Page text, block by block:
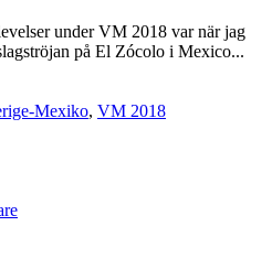
under VM 2018 var när jag
på El Zócolo i Mexico...
Mexiko, VM 2018